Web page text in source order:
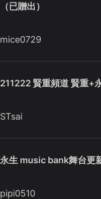
（已贈出）
mice0729
211222 賢重頻道 賢重+
STsai
永生 music bank舞台更
pipi0510